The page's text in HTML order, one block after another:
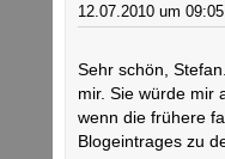
12.07.2010 um
Sehr schön,
mir. Sie würde mir
wenn die frühere
Blogeintrages zu